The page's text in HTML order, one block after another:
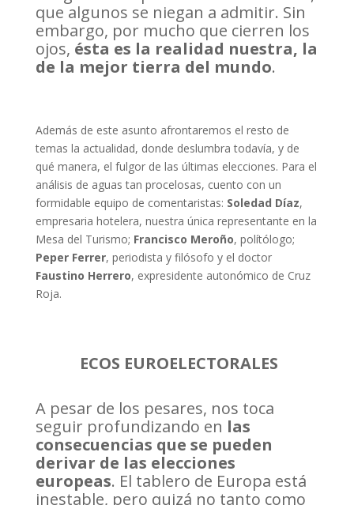
que algunos se niegan a admitir. Sin
embargo, por mucho que cierren los
ojos, ésta es la realidad nuestra, la
de la mejor tierra del mundo.
Además de este asunto afrontaremos el resto de
temas la actualidad, donde deslumbra todavía, y de
qué manera, el fulgor de las últimas elecciones. Para el
análisis de aguas tan procelosas, cuento con un
formidable equipo de comentaristas: Soledad Díaz,
empresaria hotelera, nuestra única representante en la
Mesa del Turismo; Francisco Meroño, polítólogo;
Peper Ferrer, periodista y filósofo y el doctor
Faustino Herrero, expresidente autonómico de Cruz
Roja.
ECOS EUROELECTORALES
A pesar de los pesares, nos toca
seguir profundizando en las
consecuencias que se pueden
derivar de las elecciones
europeas. El tablero de Europa está
inestable, pero quizá no tanto como